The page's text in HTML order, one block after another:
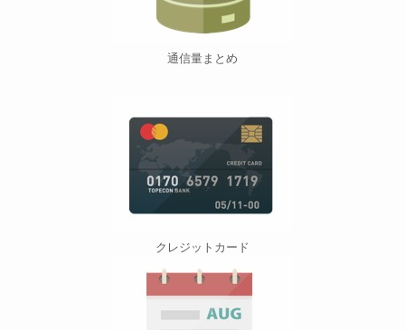
通信量まとめ
クレジットカード